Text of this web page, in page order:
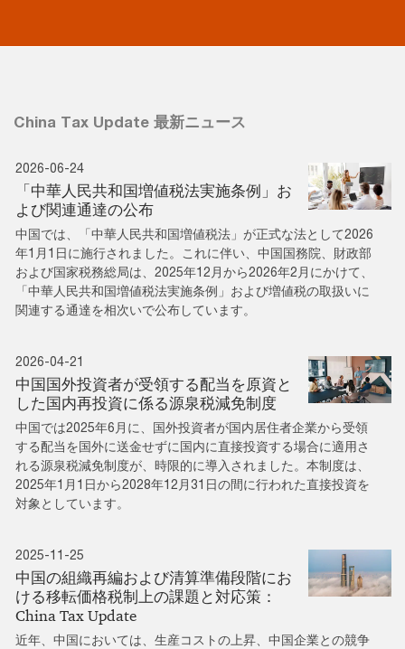
China Tax Update 最新ニュース
2026-06-24
「中華人民共和国増値税法実施条例」お
よび関連通達の公布
中国では、「中華人民共和国増値税法」が正式な法として2026
年1月1日に施行されました。これに伴い、中国国務院、財政部
および国家税務総局は、2025年12月から2026年2月にかけて、
「中華人民共和国増値税法実施条例」および増値税の取扱いに
関連する通達を相次いで公布しています。
2026-04-21
中国国外投資者が受領する配当を原資と
した国内再投資に係る源泉税減免制度
中国では2025年6月に、国外投資者が国内居住者企業から受領
する配当を国外に送金せずに国内に直接投資する場合に適用さ
れる源泉税減免制度が、時限的に導入されました。本制度は、
2025年1月1日から2028年12月31日の間に行われた直接投資を
対象としています。
2025-11-25
中国の組織再編および清算準備段階にお
ける移転価格税制上の課題と対応策：
China Tax Update
近年、中国においては、生産コストの上昇、中国企業との競争